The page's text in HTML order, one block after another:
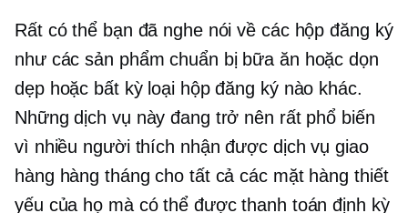
Rất có thể bạn đã nghe nói về các hộp đăng ký
như các sản phẩm chuẩn bị bữa ăn hoặc dọn
dẹp hoặc bất kỳ loại hộp đăng ký nào khác.
Những dịch vụ này đang trở nên rất phổ biến
vì nhiều người thích nhận được dịch vụ giao
hàng hàng tháng cho tất cả các mặt hàng thiết
yếu của họ mà có thể được thanh toán định kỳ